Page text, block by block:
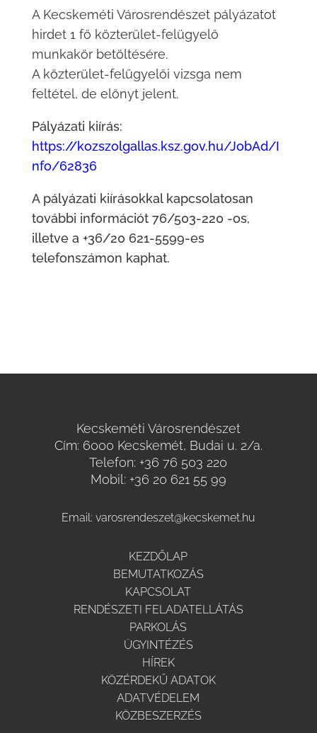
A Kecskeméti Városrendészet pályázatot
hirdet 1 fő közterület-felügyelő
munkakör betöltésére.
A közterület-felügyelői vizsga nem
feltétel, de előnyt jelent.
Pályázati kiírás:
https://kozszolgallas.ksz.gov.hu/JobAd/I
nfo/62836
A pályázati kiírásokkal kapcsolatosan
további információt 76/503-220 -os,
illetve a +36/20 621-5599-es
telefonszámon kaphat.
Kecskeméti Városrendészet
Cím: 6000 Kecskemét, Budai u. 2/a.
Telefon: +36 76 503 220
Mobil: +36 20 621 55 99
Email:varosrendeszet@kecskemet.hu
KEZDŐLAP
BEMUTATKOZÁS
KAPCSOLAT
RENDÉSZETI FELADATELLÁTÁS
PARKOLÁS
ÜGYINTÉZÉS
HÍREK
KÖZÉRDEKŰ ADATOK
ADATVÉDELEM
KÖZBESZERZÉS